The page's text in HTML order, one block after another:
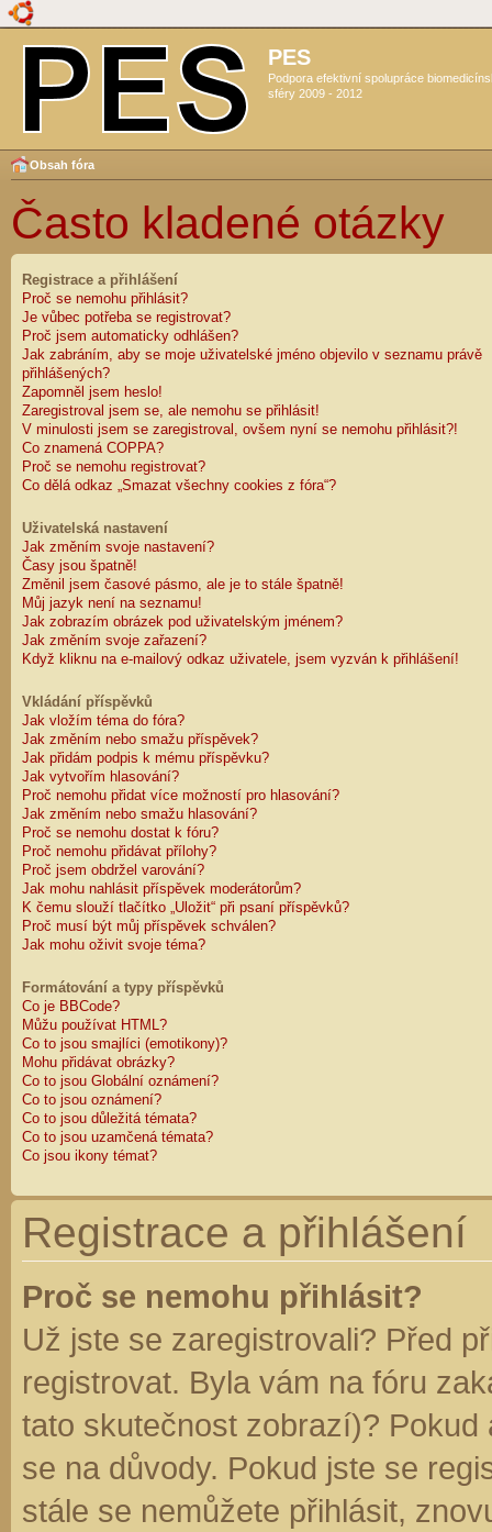
PES
Podpora efektivní spolupráce
sféry 2009 - 2012
Obsah fóra
Často kladené otázky
Registrace a přihlášení
Proč se nemohu přihlásit?
Je vůbec potřeba se registrovat?
Proč jsem automaticky odhlášen?
Jak zabráním, aby se moje uživatelské jméno objevilo v seznamu právě
přihlášených?
Zapomněl jsem heslo!
Zaregistroval jsem se, ale nemohu se přihlásit!
V minulosti jsem se zaregistroval, ovšem nyní se nemohu přihlásit?!
Co znamená COPPA?
Proč se nemohu registrovat?
Co dělá odkaz „Smazat všechny cookies z fóra“?
Uživatelská nastavení
Jak změním svoje nastavení?
Časy jsou špatně!
Změnil jsem časové pásmo, ale je to stále špatně!
Můj jazyk není na seznamu!
Jak zobrazím obrázek pod uživatelským jménem?
Jak změním svoje zařazení?
Když kliknu na e-mailový odkaz uživatele, jsem vyzván k přihlášení!
Vkládání příspěvků
Jak vložím téma do fóra?
Jak změním nebo smažu příspěvek?
Jak přidám podpis k mému příspěvku?
Jak vytvořím hlasování?
Proč nemohu přidat více možností pro hlasování?
Jak změním nebo smažu hlasování?
Proč se nemohu dostat k fóru?
Proč nemohu přidávat přílohy?
Proč jsem obdržel varování?
Jak mohu nahlásit příspěvek moderátorům?
K čemu slouží tlačítko „Uložit“ při psaní příspěvků?
Proč musí být můj příspěvek schválen?
Jak mohu oživit svoje téma?
Formátování a typy příspěvků
Co je BBCode?
Můžu používat HTML?
Co to jsou smajlíci (emotikony)?
Mohu přidávat obrázky?
Co to jsou Globální oznámení?
Co to jsou oznámení?
Co to jsou důležitá témata?
Co to jsou uzamčená témata?
Co jsou ikony témat?
Registrace a přihlášení
Proč se nemohu přihlásit?
Už jste se zaregistrovali? Před
registrovat. Byla vám na fóru
tato skutečnost zobrazí)?
se na důvody. Pokud jste se
stále se nemůžete přihlásit,